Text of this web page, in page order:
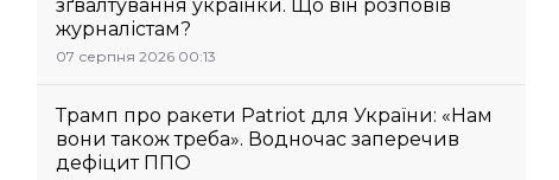
зґвалтування українки. Що він розповів
журналістам?
07 серпня 2026 00:13
Трамп про ракети Patriot для України: «Нам
вони також треба». Водночас заперечив
дефіцит ППО